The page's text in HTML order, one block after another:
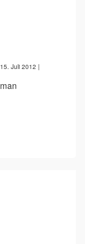
15. Juli 2012 |